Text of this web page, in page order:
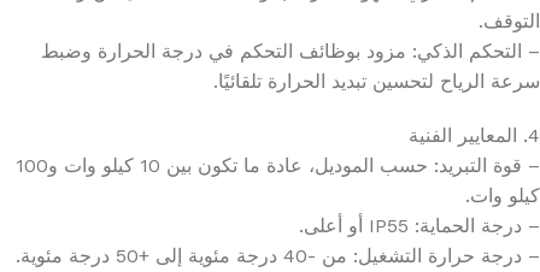
التوقف.
– التحكم الذكي: مزود بوظائف التحكم في درجة الحرارة وضبط
سرعة الرياح لتحسين تبديد الحرارة تلقائيًا.
4. المعايير الفنية
– قوة التبريد: حسب الموديل، عادة ما تكون بين 10 كيلو وات و100
كيلو وات.
– درجة الحماية: IP55 أو أعلى.
– درجة حرارة التشغيل: من -40 درجة مئوية إلى +50 درجة مئوية.